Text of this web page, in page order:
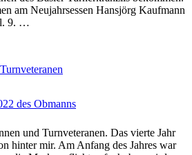
am Neujahrsessen Hansjörg Kaufmann
9. …
des Obmanns
und Turnveteranen. Das vierte Jahr
hinter mir. Am Anfang des Jahres war